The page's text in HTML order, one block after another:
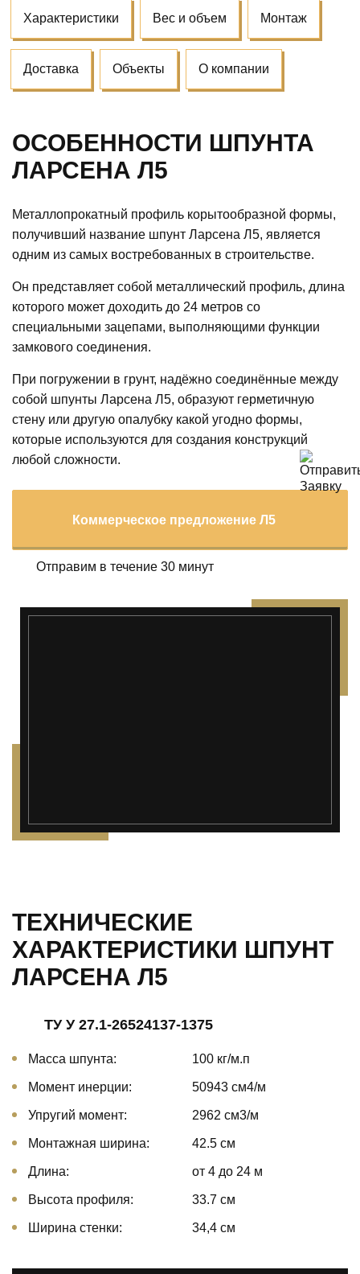
Характеристики Вес и объем Монтаж
Доставка Объекты О компании
ОСОБЕННОСТИ ШПУНТА
ЛАРСЕНА Л5
Металлопрокатный профиль корытообразной формы,
получивший название шпунт Ларсена Л5, является
одним из самых востребованных в строительстве.
Он представляет собой металлический профиль, длина
которого может доходить до 24 метров со
специальными зацепами, выполняющими функции
замкового соединения.
При погружении в грунт, надёжно соединённые между
собой шпунты Ларсена Л5, образуют герметичную
стену или другую опалубку какой угодно формы,
которые используются для создания конструкций
любой сложности.
Коммерческое предложение Л5
Отправим в течение 30 минут
ТЕХНИЧЕСКИЕ
ХАРАКТЕРИСТИКИ ШПУНТ
ЛАРСЕНА Л5
ТУ У 27.1-26524137-1375
Масса шпунта: 100 кг/м.п
Момент инерции: 50943 cм4/м
Упругий момент: 2962 cм3/м
Монтажная ширина: 42.5 см
Длина: от 4 до 24 м
Высота профиля: 33.7 см
Ширина стенки: 34,4 см